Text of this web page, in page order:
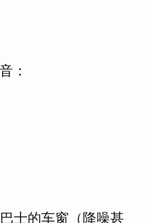
：
士的车窗（降噪甚